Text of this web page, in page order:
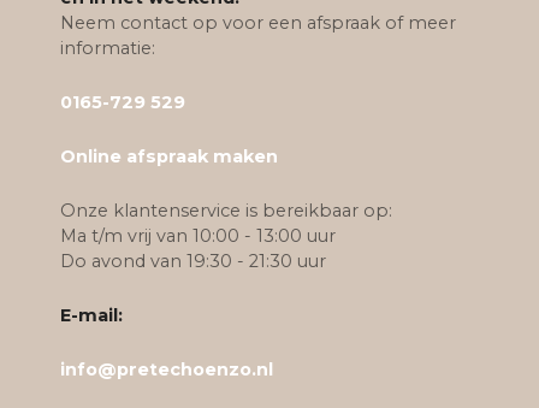
Neem contact op voor een afspraak of meer
informatie:
0165-729 529
Online afspraak maken
Onze klantenservice is bereikbaar op:
Ma t/m vrij van 10:00 - 13:00 uur
Do avond van 19:30 - 21:30 uur
E-mail:
info@pretechoenzo.nl